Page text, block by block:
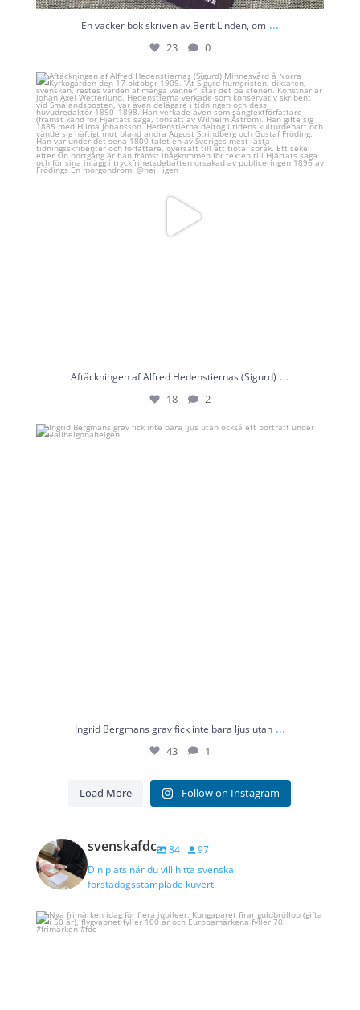
En vacker bok skriven av Berit Linden, om ...
23 0
Aftäckningen af Alfred Hedenstiernas (Sigurd)...
18 2
Aftäckningen af Alfred Hedenstiernas (Sigurd) ...
18 2
Ingrid Bergmans grav fick inte bara ljus utan
Ingrid Bergmans grav fick inte bara ljus utan ...
43 1
Load More Follow on Instagram
svenskafdc 84
97
Din plats när du vill hitta svenska
förstadagsstämplade kuvert.
Nya frimärken idag för flera jubileer. Kungaparet